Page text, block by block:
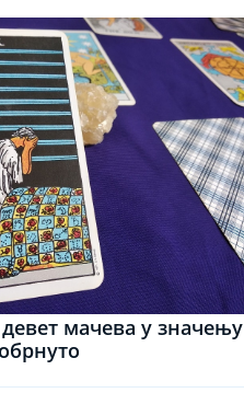
мачева у значењу